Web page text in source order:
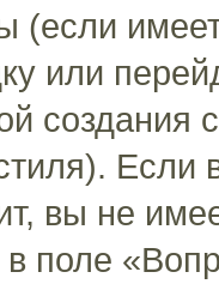
(если
или
создания
Если
вы не
в поле